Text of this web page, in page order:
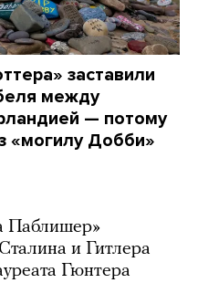
заставили
между
— потому
«могилу Добби»
Паблишер»
и Гитлера
Гюнтера